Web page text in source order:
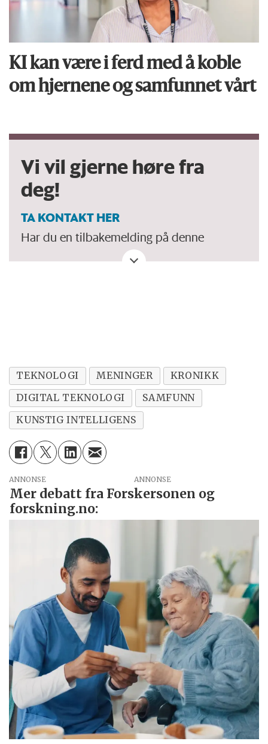
KI kan være i ferd med å koble
om hjernene og samfunnet vårt
Vi vil gjerne høre fra
deg!
TA KONTAKT HER
Har du en tilbakemelding på denne
kronikken. Eller spørsmål, ros eller kritikk
TEKNOLOGI MENINGER
KRONIKK
DIGITAL TEKNOLOGI
SAMFUNN
KUNSTIG INTELLIGENS
ANNONSE
Mer debatt fra Forskersonen og
forskning.no: